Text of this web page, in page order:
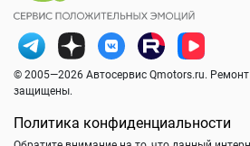
© 2005—2026 Автосервис Qmotors.ru.
защищены.
Политика конфиденциальности